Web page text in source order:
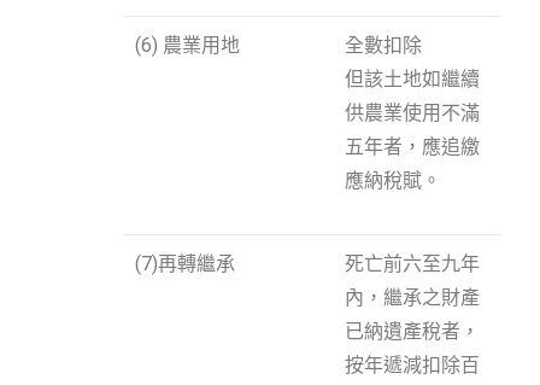
(6) 農業用地
全數扣除
但該土地如繼續
供農業使用不滿
五年者，應追繳
應納稅賦。
(7)再轉繼承
死亡前六至九年
內，繼承之財產
已納遺產稅者，
按年遞減扣除百